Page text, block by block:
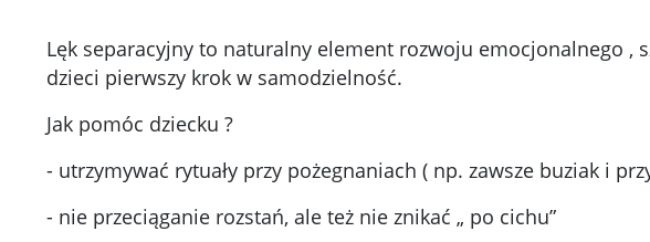
Lęk separacyjny to naturalny element rozwoju emocjonalnego ,
dzieci pierwszy krok w samodzielność.
Jak pomóc dziecku ?
- utrzymywać rytuały przy pożegnaniach ( np. zawsze buziak i
- nie przeciąganie rozstań, ale też nie znikać „ po cichu”